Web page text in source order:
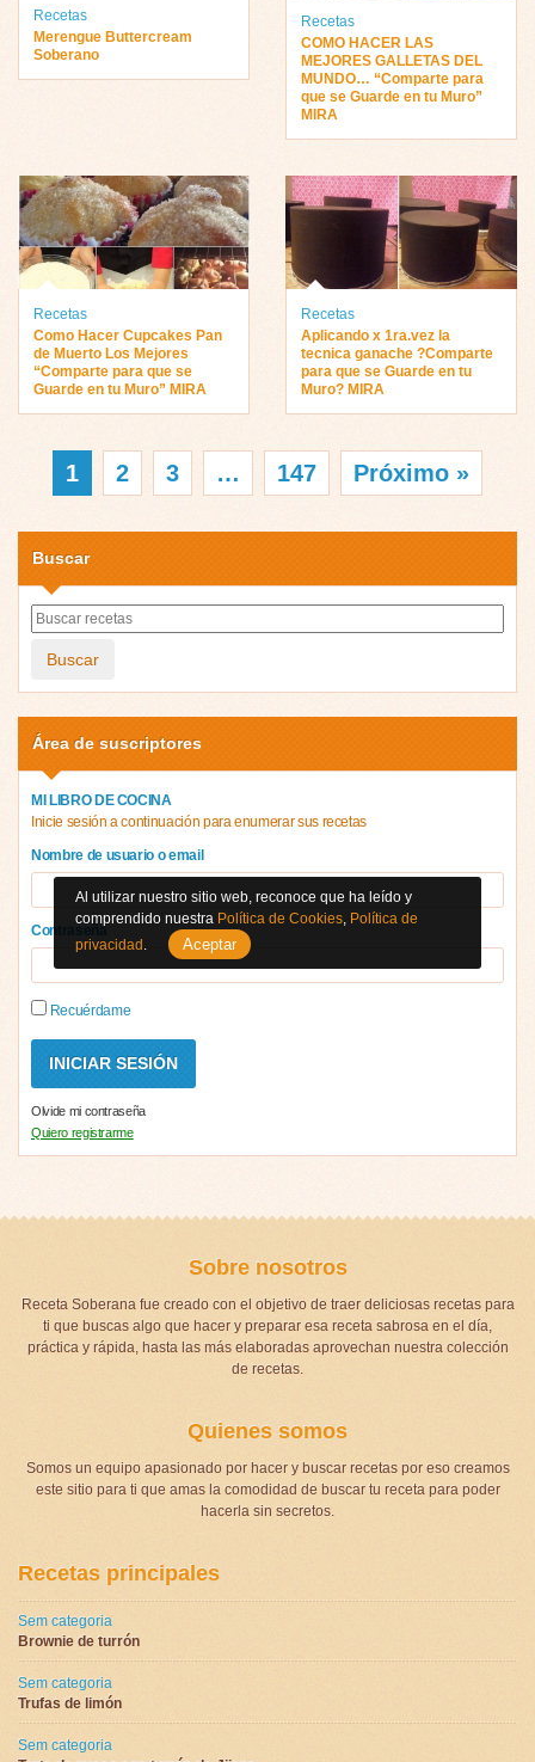
Recetas
Merengue Buttercream
Soberano
Recetas
COMO HACER LAS
MEJORES GALLETAS DEL
MUNDO… “Comparte para
que se Guarde en tu Muro”
MIRA
Recetas
Como Hacer Cupcakes Pan
de Muerto Los Mejores
“Comparte para que se
Guarde en tu Muro” MIRA
Recetas
Aplicando x 1ra.vez la
tecnica ganache ?Comparte
para que se Guarde en tu
Muro? MIRA
1 2 3 … 147 Próximo »
Buscar
Buscar
Área de suscriptores
MI LIBRO DE COCINA
Inicie sesión a continuación para enumerar sus recetas
Nombre de usuario o email
Contraseña
Recuérdame
Olvide mi contraseña
Quiero registrarme
Sobre nosotros
Receta Soberana fue creado con el objetivo de traer deliciosas recetas para
ti que buscas algo que hacer y preparar esa receta sabrosa en el día,
práctica y rápida, hasta las más elaboradas aprovechan nuestra colección
de recetas.
Quienes somos
Somos un equipo apasionado por hacer y buscar recetas por eso creamos
este sitio para ti que amas la comodidad de buscar tu receta para poder
hacerla sin secretos.
Recetas principales
Sem categoria
Brownie de turrón
Sem categoria
Trufas de limón
Sem categoria
Al utilizar nuestro sitio web, reconoce que ha leído y
comprendido nuestra Política de Cookies, Política de
privacidad . Aceptar